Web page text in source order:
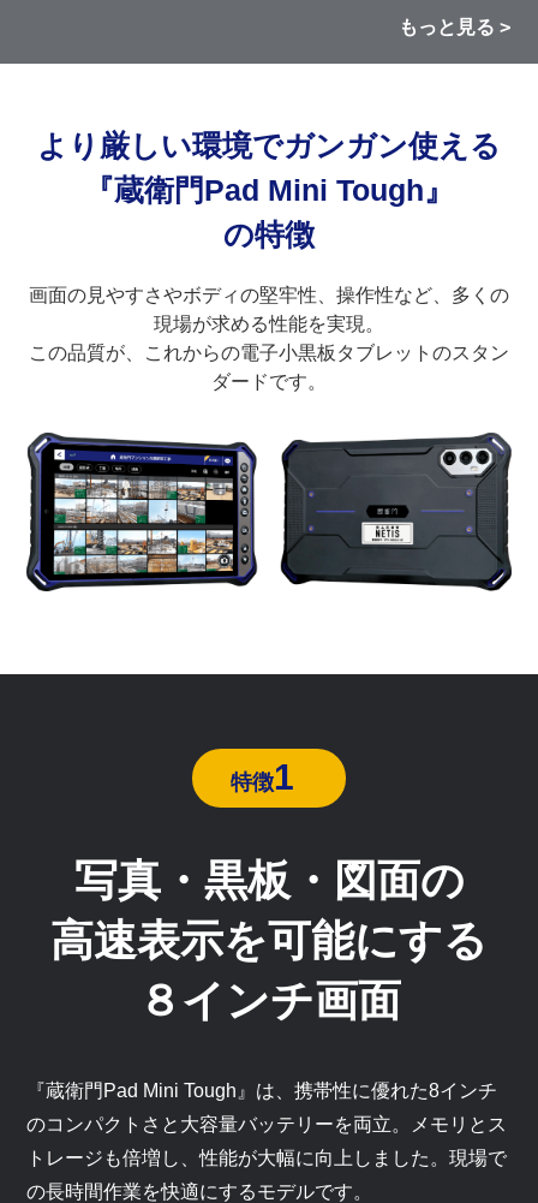
もっと見る
より厳しい環境でガンガン使える
『蔵衛門Pad Mini Tough』
の特徴
画面の見やすさやボディの堅牢性、操作性など、多くの
現場が求める性能を実現。
この品質が、これからの電子小黒板タブレットのスタン
ダードです。
特徴1
写真・黒板・図面の
高速表示を可能にする
８インチ画面
『蔵衛門Pad Mini Tough』は、携帯性に優れた8インチ
のコンパクトさと大容量バッテリーを両立。メモリとス
トレージも倍増し、性能が大幅に向上しました。現場で
の長時間作業を快適にするモデルです。